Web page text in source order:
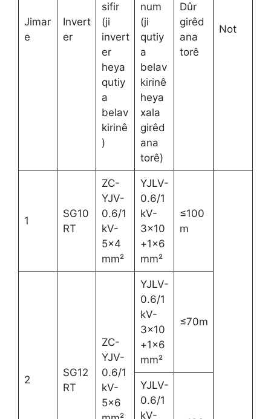
Jimar
e
Invert
er
sifir
(ji
invert
er
heya
qutiy
a
belav
kirinê
)
num
(ji
qutiy
a
belav
kirinê
heya
xala
girêd
ana
torê)
Dûr
girêd
ana
torê
Not
1
SG10
RT
ZC-
YJV-
0.6/1
kV-
5×4
mm²
YJLV-
0.6/1
kV-
3×10
+1×6
mm²
≤100
m
2
SG12
RT
ZC-
YJV-
0.6/1
kV-
5×6
YJLV-
0.6/1
kV-
3×10
+1×6
mm²
≤70m
YJLV-
0.6/1
kV-